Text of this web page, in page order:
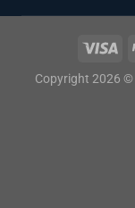
Copyright 2026 ©